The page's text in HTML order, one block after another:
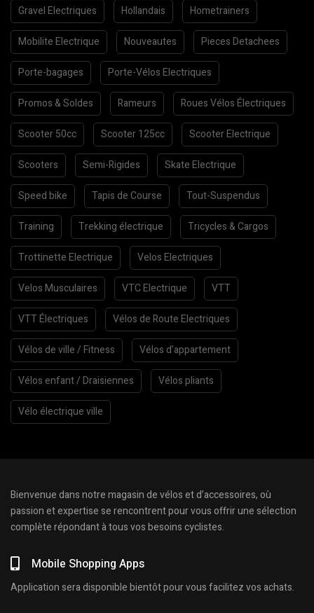
Gravel Electriques Hollandais Hometrainers
Mobilite Electrique Nouveautes Pieces Detachees
Porte-bagages Porte-Vélos Electriques
Promos & Soldes Rameurs Roues Vélos Électriques
Scooter 50cc Scooter 125cc Scooter Electrique
Scooters Semi-Rigides Skate Electrique
Speed bike Tapis de Course Tout-Suspendus
Training Trekking électrique Tricycles & Cargos
Trottinette Electrique Velos Electriques
Velos Musculaires VTC Electrique VTT
VTT Électriques Vélos de Route Electriques
Vélos de ville / Fitness Vélos d’appartement
Vélos enfant / Draisiennes Vélos pliants
Vélo électrique ville
Bienvenue dans notre magasin de vélos et d’accessoires, où
passion et expertise se rencontrent pour vous offrir une sélection
complète répondant à tous vos besoins cyclistes.
Mobile Shopping Apps
Application sera disponible bientôt pour vous facilitez vos achats.